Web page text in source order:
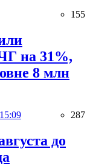
155
на 31%,
8 млн
287
до